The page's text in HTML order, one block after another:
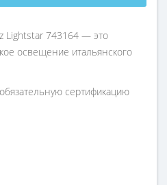
Lightstar 743164 — это
освещение итальянского
сертификацию